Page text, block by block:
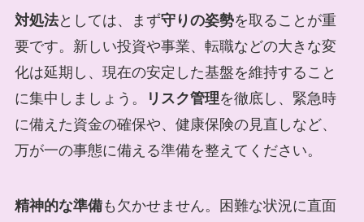
対処法としては、まず守りの姿勢を取ることが重
要です。新しい投資や事業、転職などの大きな変
化は延期し、現在の安定した基盤を維持すること
に集中しましょう。
リスク管理を徹底し、緊急時
に備えた資金の確保や、健康保険の見直しなど、
万が一の事態に備える準備を整えてください。
精神的な準備も欠かせません。困難な状況に直面